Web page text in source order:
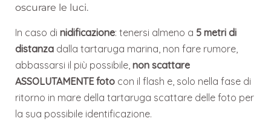
oscurare le luci.
In caso dinidificazione: tenersi almeno a 5 metri di
distanza dalla tartaruga marina, non fare rumore,
abbassarsi il più possibile,non scattare
ASSOLUTAMENTE foto con il flash e, solo nella fase di
ritorno in mare della tartaruga scattare delle foto per
la sua possibile identificazione.